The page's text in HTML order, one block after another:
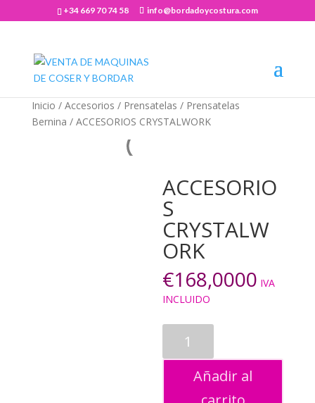
+34 669 70 74 58 info@bordadoycostura.com
Inicio / Accesorios / Prensatelas / Prensatelas
Bernina / ACCESORIOS CRYSTALWORK
ACCESORIO
S
CRYSTALW
ORK
€168,0000 IVA
INCLUIDO
CRYSTALWORK
cantidad
Añadir al
Abrir barra de herramientas